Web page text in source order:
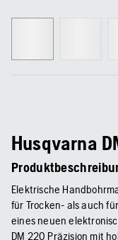
Husqvarna
Elektrische
für Trocken- als auch
eines neuen
DM 220 Präzision mit